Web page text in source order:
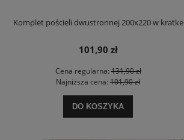
Komplet pościeli dwustronnej 200x220 w kratke
101,90 zł
Cena regularna:131,90 zł
Najniższa cena: 101,90 zł
DO KOSZYKA